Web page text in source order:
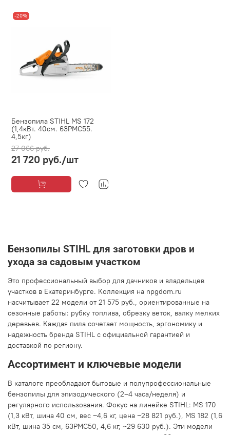
-20%
Бензопила STIHL MS 172
(1,4кВт. 40см. 63PMC55.
4,5кг)
27 066 руб.
21 720 руб./шт
Бензопилы STIHL для заготовки дров и
ухода за садовым участком
Это профессиональный выбор для дачников и владельцев
участков в Екатеринбурге. Коллекция на npgdom.ru
насчитывает 22 модели от 21 575 руб., ориентированные на
сезонные работы: рубку топлива, обрезку веток, валку мелких
деревьев. Каждая пила сочетает мощность, эргономику и
надежность бренда STIHL с официальной гарантией и
доставкой по региону.
Ассортимент и ключевые модели
В каталоге преобладают бытовые и полупрофессиональные
бензопилы для эпизодического (2–4 часа/неделя) и
регулярного использования. Фокус на линейке STIHL: MS 170
(1,3 кВт, шина 40 см, вес ~4,6 кг, цена ~28 821 руб.), MS 182 (1,6
кВт, шина 35 см, 63PMC50, 4,6 кг, ~29 630 руб.). Эти модели